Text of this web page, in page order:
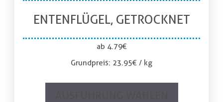
ENTENFLÜGEL, GETROCKNET
ab 4.79€
Grundpreis: 23.95€ / kg